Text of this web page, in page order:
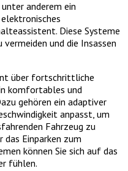
anderem ein
Diese Systeme
und die Insassen
über fortschrittliche
komfortables und
gehören ein adaptiver
anpasst, um
Fahrzeug zu
Einparken zum
können Sie sich auf das
fühlen.